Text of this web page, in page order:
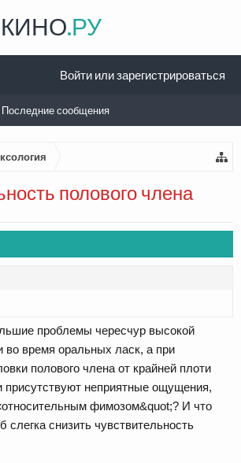
полового члена
проблемы чересчур высокой
во время оральных ласк, а при
полового члена от крайней плоти
присутствуют неприятные ощущения,
фимозом&quot;? И что
слегка снизить чувствительность
.РУ
Последние сообщения
Войти или зарегистрироваться